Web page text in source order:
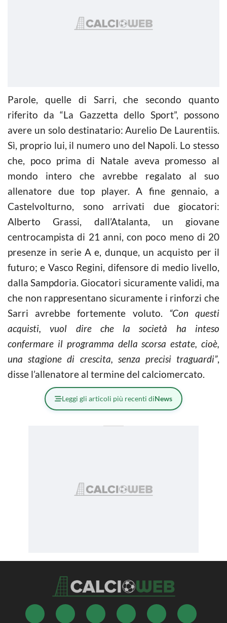
Parole, quelle di Sarri, che secondo quanto
riferito da “La Gazzetta dello Sport”, possono
avere un solo destinatario: Aurelio De Laurentiis.
Sì, proprio lui, il numero uno del Napoli. Lo stesso
che, poco prima di Natale aveva promesso al
mondo intero che avrebbe regalato al suo
allenatore due top player. A fine gennaio, a
Castelvolturno, sono arrivati due giocatori:
Alberto Grassi, dall’Atalanta, un giovane
centrocampista di 21 anni, con poco meno di 20
presenze in serie A e, dunque, un acquisto per il
futuro; e Vasco Regini, difensore di medio livello,
dalla Sampdoria. Giocatori sicuramente validi, ma
che non rappresentano sicuramente i rinforzi che
Sarri avrebbe fortemente voluto. “Con questi
acquisti, vuol dire che la società ha inteso
confermare il programma della scorsa estate, cioè,
una stagione di crescita, senza precisi traguardi”,
disse l’allenatore al termine del calciomercato.
Leggi gli articoli più recenti diNews